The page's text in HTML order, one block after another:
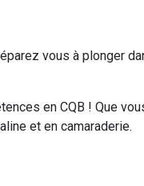
vous à plonger
en CQB ! Que
et en camaraderie.